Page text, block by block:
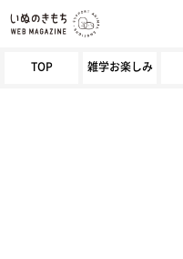
TOP 雑学お楽しみ